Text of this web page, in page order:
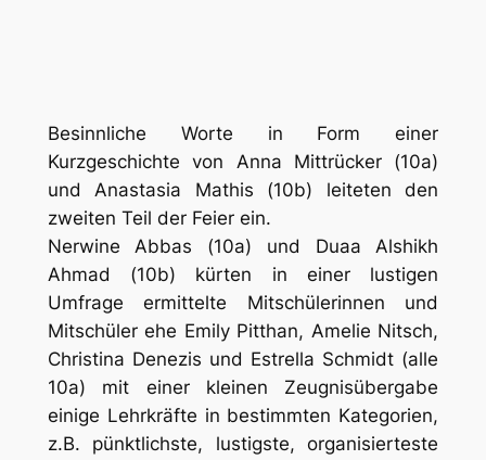
Besinnliche Worte in Form einer
Kurzgeschichte von Anna Mittrücker (10a)
und Anastasia Mathis (10b) leiteten den
zweiten Teil der Feier ein.
Nerwine Abbas (10a) und Duaa Alshikh
Ahmad (10b) kürten in einer lustigen
Umfrage ermittelte Mitschülerinnen und
Mitschüler ehe Emily Pitthan, Amelie Nitsch,
Christina Denezis und Estrella Schmidt (alle
10a) mit einer kleinen Zeugnisübergabe
einige Lehrkräfte in bestimmten Kategorien,
z.B. pünktlichste, lustigste, organisierteste